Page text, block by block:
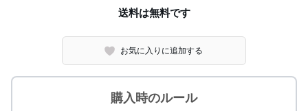
送料は無料です
お気に入りに追加する
購入時のルール